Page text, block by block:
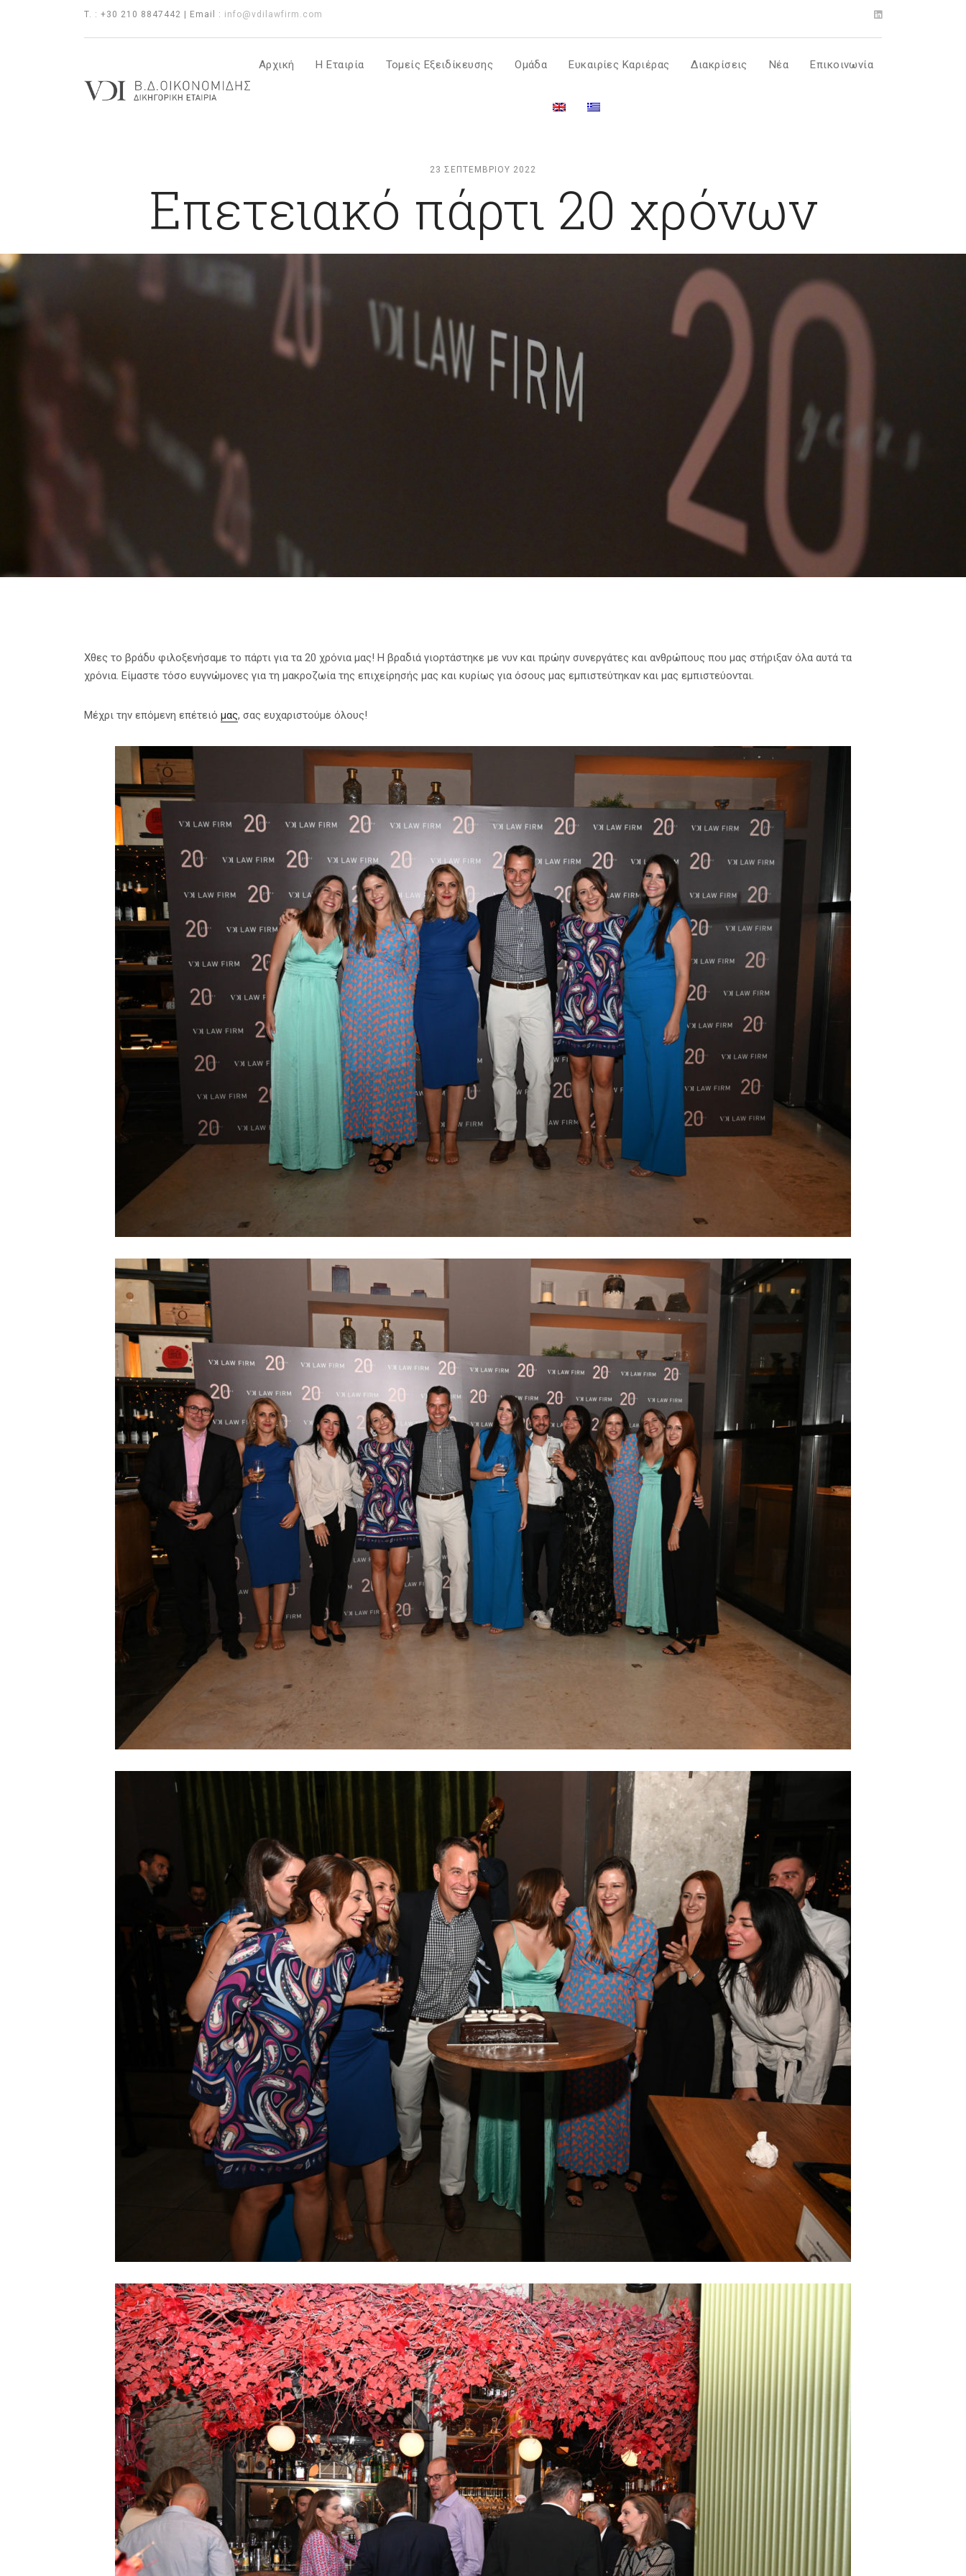
T. : +30 210 8847442 | Email : info@vdilawfirm.com
Αρχική Η Εταιρία Τομείς Εξειδίκευσης Ομάδα Ευκαιρίες Καριέρας Διακρίσεις Νέα Επικοινωνία
23 ΣΕΠΤΕΜΒΡΊΟΥ 2022
Επετειακό πάρτι 20 χρόνων
Χθες το βράδυ φιλοξενήσαμε το πάρτι για τα 20 χρόνια μας! Η βραδιά γιορτάστηκε με νυν και πρώην συνεργάτες και ανθρώπους που μας στήριξαν όλα αυτά τα
χρόνια. Είμαστε τόσο ευγνώμονες για τη μακροζωία της επιχείρησής μας και κυρίως για όσους μας εμπιστεύτηκαν και μας εμπιστεύονται.
Μέχρι την επόμενη επέτειό μας, σας ευχαριστούμε όλους!